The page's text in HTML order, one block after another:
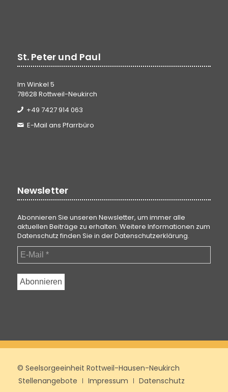
St. Peter und Paul
Im Winkel 5
78628 Rottweil-Neukirch
+49 7427 914 063
E-Mail ans Pfarrbüro
Newsletter
Abonnieren Sie unseren Newsletter, um immer alle
aktuellen Beiträge zu erhalten. Weitere Informationen zum
Datenschutz finden Sie in derDatenschutzerklärung.
© Seelsorgeeinheit Rottweil-Hausen-Neukirch
Stellenangebote
Impressum Datenschutz